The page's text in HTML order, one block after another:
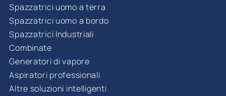
Spazzatrici uomo a terra
Spazzatrici uomo a bordo
Spazzatrici Industriali
Combinate
Generatori di vapore
Aspiratori professionali
Altre soluzioni intelligenti